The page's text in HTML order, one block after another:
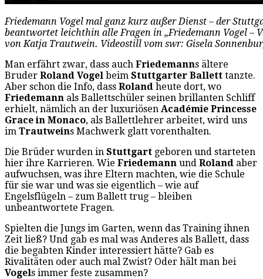
Friedemann Vogel mal ganz kurz außer Dienst – der
beantwortet leichthin alle Fragen in „Friedemann Vogel –
von Katja Trautwein. Videostill vom swr: Gisela
Man erfährt zwar, dass auch Friedemanns ältere
Bruder Roland Vogel beim Stuttgarter Ballett tanzte.
Aber schon die Info, dass Roland heute dort, wo
Friedemann als Ballettschüler seinen brillanten Schliff
erhielt, nämlich an der luxuriösen Académie Princesse
Grace in Monaco, als Ballettlehrer arbeitet, wird uns
im Trautweins Machwerk glatt vorenthalten.
Die Brüder wurden in Stuttgart geboren und starteten
hier ihre Karrieren. Wie Friedemann und Roland aber
aufwuchsen, was ihre Eltern machten, wie die Schule
für sie war und was sie eigentlich – wie auf
Engelsflügeln – zum Ballett trug – bleiben
unbeantwortete Fragen.
Spielten die Jungs im Garten, wenn das Training ihnen
Zeit ließ? Und gab es mal was Anderes als Ballett, dass
die begabten Kinder interessiert hätte? Gab es
Rivalitäten oder auch mal Zwist? Oder hält man bei
Vogels immer feste zusammen?